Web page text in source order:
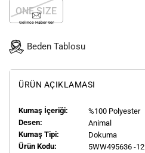
ONE SIZE
Gelince Haber Ver
Beden Tablosu
ÜRÜN AÇIKLAMASI
Kumaş İçeriği:
%100 Polyester
Desen:
Animal
Kumaş Tipi:
Dokuma
Ürün Kodu:
5WW495636 -12